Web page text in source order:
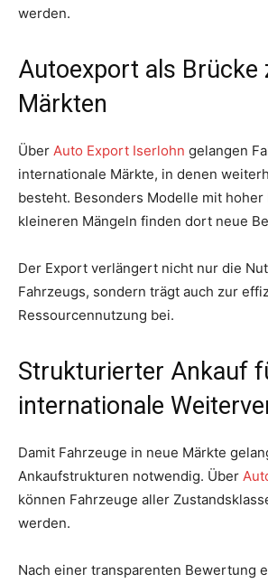
werden.
Autoexport als Brücke
Märkten
Über Auto Export Iserlohn gelangen
internationale Märkte, in denen
besteht. Besonders Modelle mit
kleineren Mängeln finden dort neue
Der Export verlängert nicht nur die
Fahrzeugs, sondern trägt auch zur
Ressourcennutzung bei.
Strukturierter Ankauf
internationale
Damit Fahrzeuge in neue Märkte
Ankaufstrukturen notwendig. Über
können Fahrzeuge aller
werden.
Nach einer transparenten Bewertung